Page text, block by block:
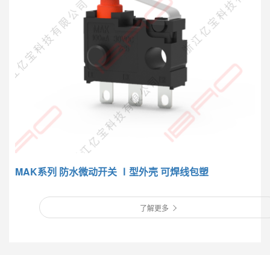
MAK系列 防水微动开关 Ⅰ型外壳 可焊线包塑
了解更多